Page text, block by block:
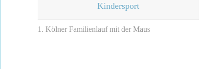
Kindersport
1. Kölner Familienlauf mit der Maus